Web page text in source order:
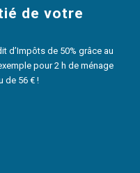
de votre
d’Impôts de 50% grâce au
pour 2 h de ménage
de 56 € !